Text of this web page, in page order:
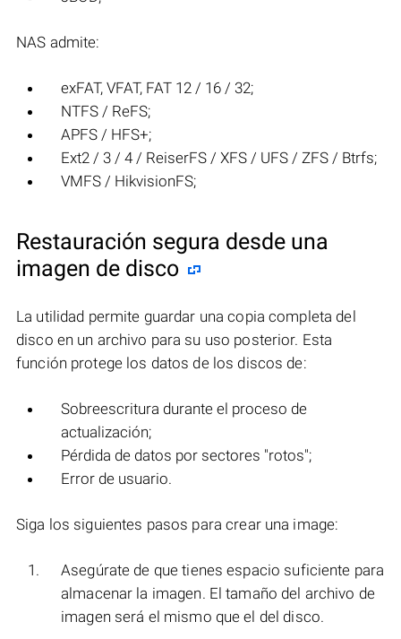
NAS admite:
exFAT, VFAT, FAT 12 / 16 / 32;
NTFS / ReFS;
APFS / HFS+;
Ext2 / 3 / 4 / ReiserFS / XFS / UFS / ZFS / Btrfs;
VMFS / HikvisionFS;
Restauración segura desde una
imagen de disco
La utilidad permite guardar una copia completa del
disco en un archivo para su uso posterior. Esta
función protege los datos de los discos de:
Sobreescritura durante el proceso de
actualización;
Pérdida de datos por sectores "rotos";
Error de usuario.
Siga los siguientes pasos para crear una image:
Asegúrate de que tienes espacio suficiente para
almacenar la imagen. El tamaño del archivo de
imagen será el mismo que el del disco.